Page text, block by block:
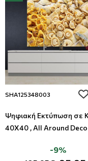
SHA125348003
Ψηφιακή Εκτύπωση σε
40Χ40 , All Around Deco
-9%